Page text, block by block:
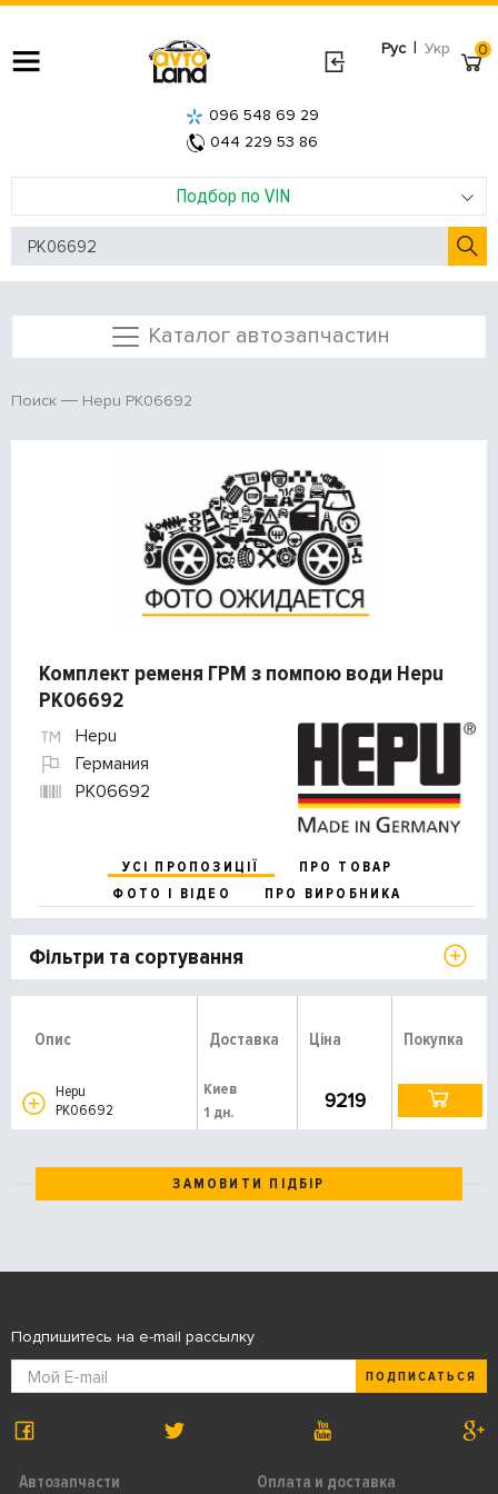
Рус | Укр
Подбор по VIN
096 548 69 29
044 229 53 86
0
Каталог автозапчастин
Поиск Hepu PK06692
Комплект ременя ГРМ з помпою води Hepu
PK06692
Hepu
Германия
PK06692
УСІ ПРОПОЗИЦІЇ
ПРО ТОВАР
ФОТО І ВІДЕО
ПРО ВИРОБНИКА
Фільтри та сортування
Опис Доставка Ціна Покупка
Hepu
PK06692
Киев
1 дн.
9219
ЗАМОВИТИ ПІДБІР
Автозапчасти Оплата и доставка
Подпишитесь на e-mail рассылку
ПОДПИСАТЬСЯ